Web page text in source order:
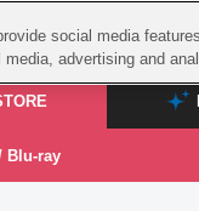
Blu-ray
social media
advertising and